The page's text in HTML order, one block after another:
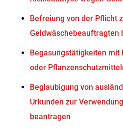
Befreiung von der Pflicht
Geldwäschebeauftragten
Begasungstätigkeiten mit
oder
Beglaubigung von
Urkunden zur
beantragen